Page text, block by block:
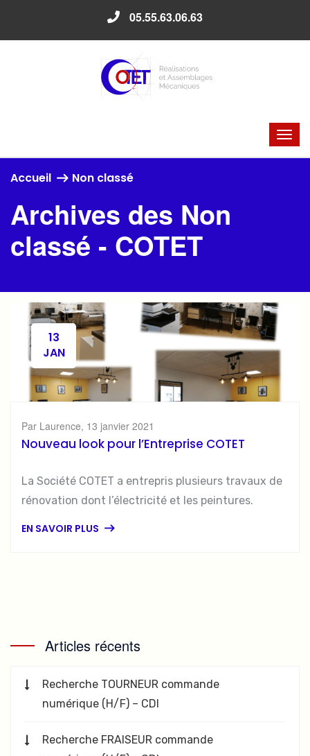
05.55.63.06.63
Accueil Non classé
Archives des Non
classé - COTET
13
JAN
Par Laurence, 13 janvier 2021
Nouveau look pour l’Entreprise COTET
La Société COTET a entrepris plusieurs travaux de
rénovation dont l’électricité et les peintures.
EN SAVOIR PLUS
Articles récents
Recherche TOURNEUR commande
numérique (H/F) – CDI
Recherche FRAISEUR commande